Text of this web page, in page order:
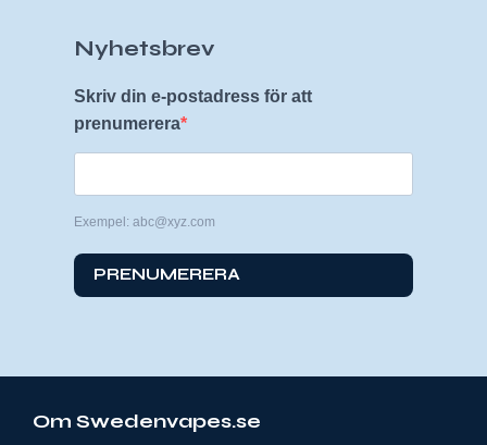
Nyhetsbrev
Skriv din e-postadress för att
prenumerera
Exempel: abc@xyz.com
PRENUMERERA
Om Swedenvapes.se